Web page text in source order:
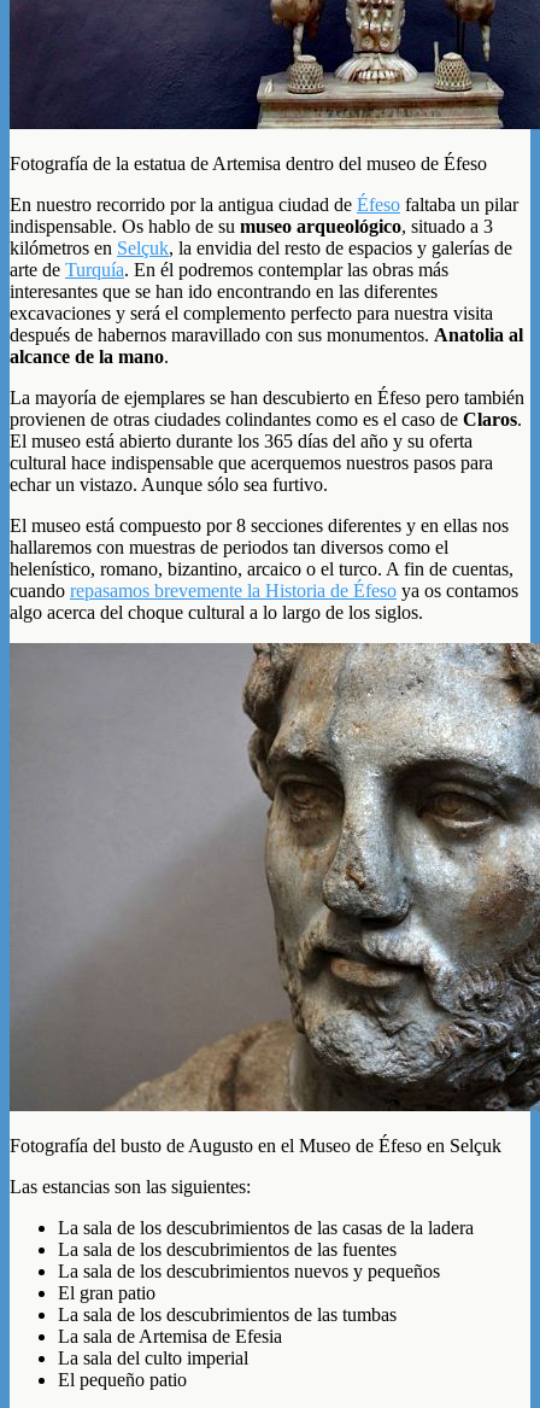
Fotografía de la estatua de Artemisa dentro del museo de Éfeso
En nuestro recorrido por la antigua ciudad de Éfeso faltaba un pilar
indispensable. Os hablo de su museo arqueológico, situado a 3
kilómetros en Selçuk, la envidia del resto de espacios y galerías de
arte de Turquía. En él podremos contemplar las obras más
interesantes que se han ido encontrando en las diferentes
excavaciones y será el complemento perfecto para nuestra visita
después de habernos maravillado con sus monumentos. Anatolia al
alcance de la mano.
La mayoría de ejemplares se han descubierto en Éfeso pero también
provienen de otras ciudades colindantes como es el caso de Claros.
El museo está abierto durante los 365 días del año y su oferta
cultural hace indispensable que acerquemos nuestros pasos para
echar un vistazo. Aunque sólo sea furtivo.
El museo está compuesto por 8 secciones diferentes y en ellas nos
hallaremos con muestras de periodos tan diversos como el
helenístico, romano, bizantino, arcaico o el turco. A fin de cuentas,
cuando repasamos brevemente la Historia de Éfeso ya os contamos
algo acerca del choque cultural a lo largo de los siglos.
Fotografía del busto de Augusto en el Museo de Éfeso en Selçuk
Las estancias son las siguientes:
La sala de los descubrimientos de las casas de la ladera
La sala de los descubrimientos de las fuentes
La sala de los descubrimientos nuevos y pequeños
El gran patio
La sala de los descubrimientos de las tumbas
La sala de Artemisa de Efesia
La sala del culto imperial
El pequeño patio